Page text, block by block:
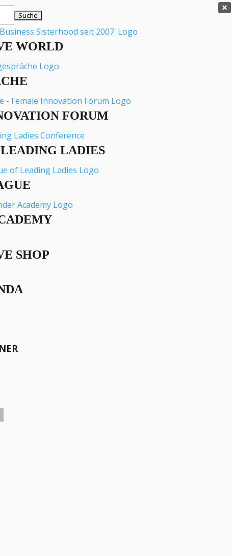

WORLD
FORUM
LADIES
SHOP
wir überzeugt sind, sie seien
sein. Sein zu wollen. Sein zu
Bargespräch Vol 48 im
Radio- und
war von
Herzens sagte sie ihre
der Eventreihe
dem Thema des
kümmern und
CEO der InnoPark